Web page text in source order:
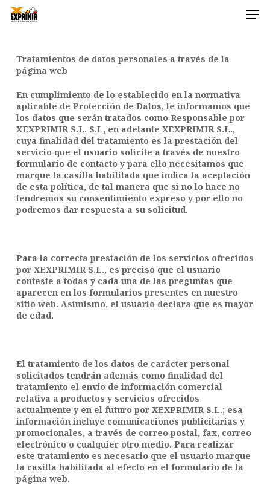
Skip
Tratamientos de datos personales a través de la
página web
En cumplimiento de lo establecido en la normativa
aplicable de Protección de Datos, le informamos que
los datos que serán tratados como Responsable por
XEXPRIMIR S.L. S.L, en adelante XEXPRIMIR S.L.,
cuya finalidad del tratamiento es la prestación del
servicio que el usuario solicite a través de nuestro
formulario de contacto y para ello necesitamos que
marque la casilla habilitada que indica la aceptación
de esta política, de tal manera que si no lo hace no
tendremos su consentimiento expreso y por ello no
podremos dar respuesta a su solicitud.
Para la correcta prestación de los servicios ofrecidos
por XEXPRIMIR S.L., es preciso que el usuario
conteste a todas y cada una de las preguntas que
aparecen en los formularios presentes en nuestro
sitio web. Asimismo, el usuario declara que es mayor
de edad.
El tratamiento de los datos de carácter personal
solicitados tendrán además como finalidad del
tratamiento el envío de información comercial
relativa a productos y servicios ofrecidos
actualmente y en el futuro por XEXPRIMIR S.L.; esa
información incluye comunicaciones publicitarias y
promocionales, a través de correo postal, fax, correo
electrónico o cualquier otro medio. Para realizar
este tratamiento es necesario que el usuario marque
la casilla habilitada al efecto en el formulario de la
página web.